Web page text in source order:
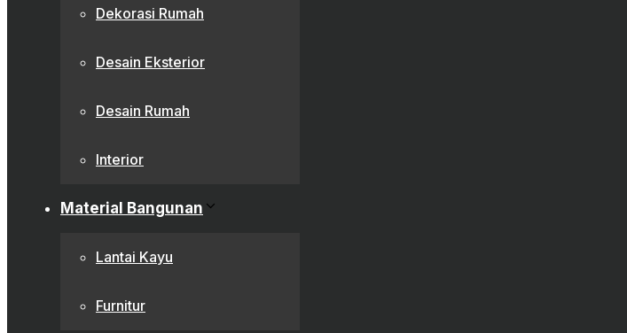
Dekorasi Rumah
Desain Eksterior
Desain Rumah
Interior
Material Bangunan
Lantai Kayu
Furnitur